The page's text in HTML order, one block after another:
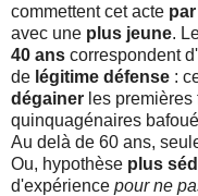
commettent cet acte
avec une plus jeune.
40 ans correspondent
de légitime défense :
dégainer les
quinquagénaires
Au delà de 60 ans,
Ou, hypothèse plus
d'expérience pour ne